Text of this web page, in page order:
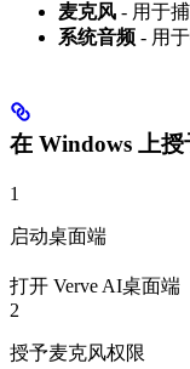
麦克风 - 用于
系统音频 - 用
在 Windows 上授
1
启动桌面端
打开 Verve AI桌面端
2
授予麦克风权限